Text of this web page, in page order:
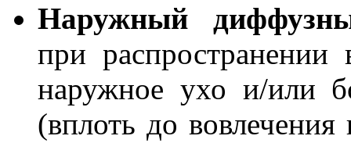
Наружный
при
наружное ухо и/или
(вплоть до вовлечения